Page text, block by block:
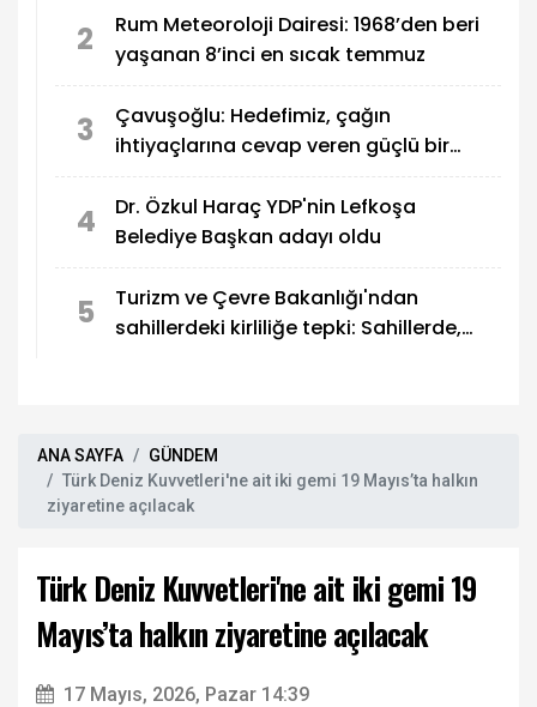
2
Rum Meteoroloji Dairesi: 1968’den beri
yaşanan 8’inci en sıcak temmuz
3
Çavuşoğlu: Hedefimiz, çağın
ihtiyaçlarına cevap veren güçlü bir
4
Dr. Özkul Haraç YDP'nin Lefkoşa
Belediye Başkan adayı oldu
5
Turizm ve Çevre Bakanlığı'ndan
sahillerdeki kirliliğe tepki: Sahillerde,
ANA SAYFA
GÜNDEM
Türk Deniz Kuvvetleri'ne ait iki gemi 19 Mayıs’ta halkın
ziyaretine açılacak
Türk Deniz Kuvvetleri'ne ait iki gemi 19
Mayıs’ta halkın ziyaretine açılacak
17 Mayıs, 2026, Pazar 14:39